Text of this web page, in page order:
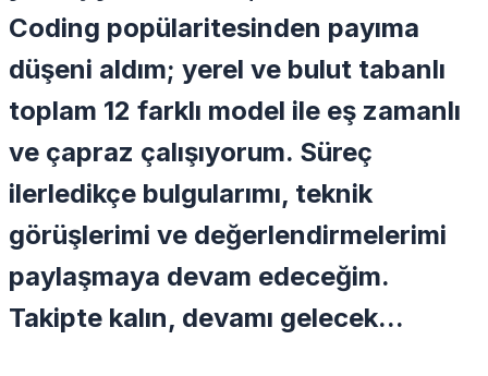
Coding popülaritesinden payıma
düşeni aldım; yerel ve bulut tabanlı
toplam 12 farklı model ile eş zamanlı
ve çapraz çalışıyorum. Süreç
ilerledikçe bulgularımı, teknik
görüşlerimi ve değerlendirmelerimi
paylaşmaya devam edeceğim.
Takipte kalın, devamı gelecek...